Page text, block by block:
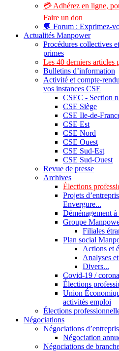
💳 Adhérez en ligne,
Faire un don
💬 Forum : Exprimez-
Actualités Manpower
Procédures collectives
primes
Les 40 derniers articles
Bulletins d’information
Activité et compte-
vos instances CSE
CSEC - Section
CSE Siège
CSE Ile-de-
CSE Est
CSE Nord
CSE Ouest
CSE Sud-Est
CSE Sud-Ouest
Revue de presse
Archives
Élections
Projets
Envergure...
Déménagement
Groupe
Filiales
Plan social
Actions et
Analyses
Divers...
Covid-19 /
Élections
Union
activités emploi
Élections
Négociations
Négociations
Négociation
Négociations de